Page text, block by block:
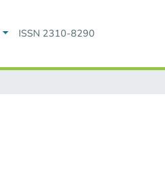
ISSN 2310-8290